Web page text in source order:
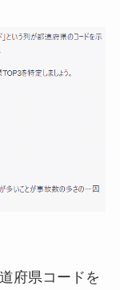
府県コードを